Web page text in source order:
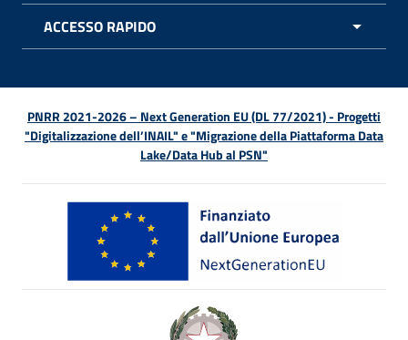
ACCESSO RAPIDO
PNRR 2021-2026 – Next Generation EU (DL 77/2021) - Progetti
"Digitalizzazione dell’INAIL" e "Migrazione della Piattaforma Data
Lake/Data Hub al PSN"